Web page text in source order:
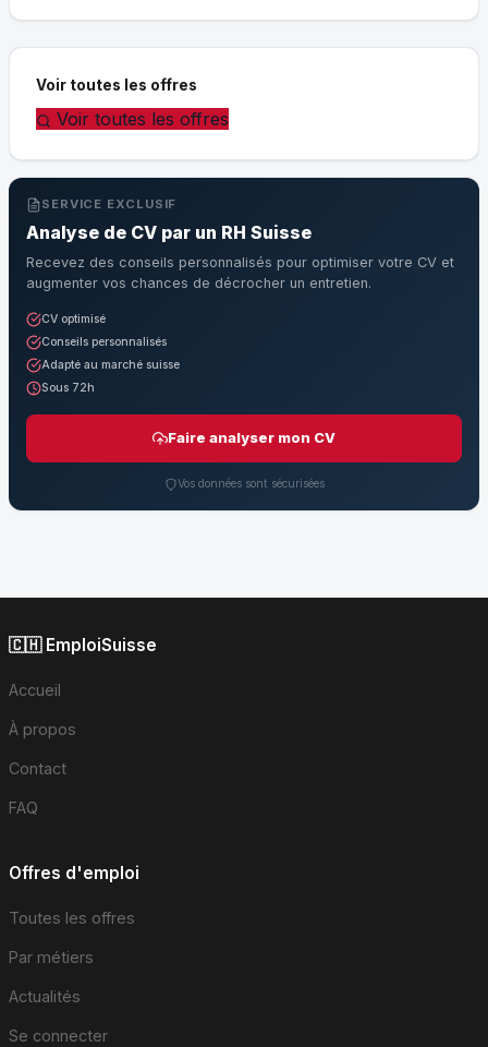
Voir toutes les offres
Voir toutes les offres
SERVICE EXCLUSIF
Analyse de CV par un RH Suisse
Recevez des conseils personnalisés pour optimiser votre CV et
augmenter vos chances de décrocher un entretien.
CV optimisé
Conseils personnalisés
Adapté au marché suisse
Sous 72h
Faire analyser mon CV
Vos données sont sécurisées
🇨🇭 EmploiSuisse
Accueil
À propos
Contact
FAQ
Offres d'emploi
Toutes les offres
Par métiers
Actualités
Se connecter